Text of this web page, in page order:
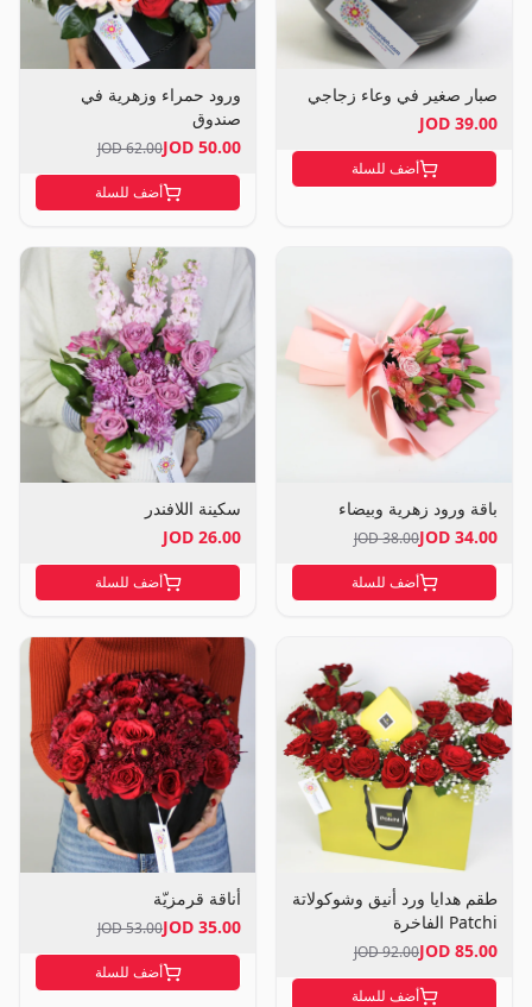
صبار صغير في وعاء زجاجي
39.00 JOD
أضف للسلة
ورود حمراء وزهرية في
صندوق
50.00 JOD
62.00 JOD
أضف للسلة
باقة ورود زهرية وبيضاء
34.00 JOD
38.00 JOD
أضف للسلة
سكينة اللافندر
26.00 JOD
أضف للسلة
طقم هدايا ورد أنيق وشوكولاتة
Patchi الفاخرة
85.00 JOD
92.00 JOD
أضف للسلة
أناقة قرمزيّة
35.00 JOD
53.00 JOD
أضف للسلة